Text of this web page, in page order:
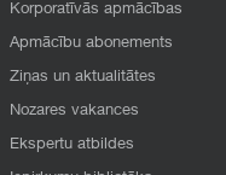
Korporatīvās apmācības
Apmācību abonements
Ziņas un aktualitātes
Nozares vakances
Ekspertu atbildes